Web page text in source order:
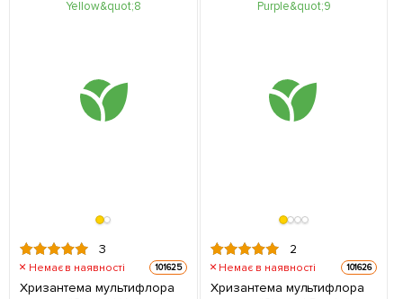
3
Немає в наявності 101625
Хризантема мультифлора
2
Немає в наявності 101626
Хризантема мультифлора